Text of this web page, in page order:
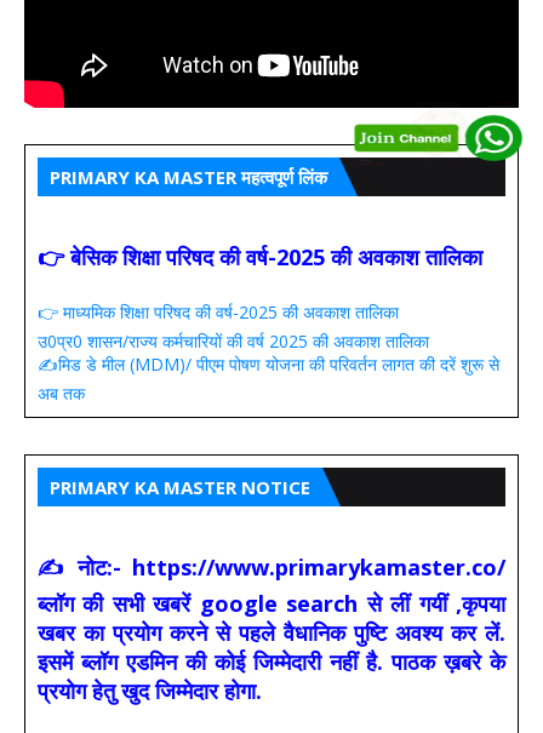
PRIMARY KA MASTER महत्वपूर्ण लिंक
👉 बेसिक शिक्षा परिषद की वर्ष-2025 की अवकाश तालिका
👉 माध्यमिक शिक्षा परिषद की वर्ष-2025 की अवकाश तालिका
उ0प्र0 शासन/राज्य कर्मचारियों की वर्ष 2025 की अवकाश तालिका
✍️मिड डे मील (MDM)/ पीएम पोषण योजना की परिवर्तन लागत की दरें शुरू से
अब तक
PRIMARY KA MASTER NOTICE
✍ नोट:- https://www.primarykamaster.co/
ब्लॉग की सभी खबरें google search से लीं गयीं ,कृपया
खबर का प्रयोग करने से पहले वैधानिक पुष्टि अवश्य कर लें.
इसमें ब्लॉग एडमिन की कोई जिम्मेदारी नहीं है. पाठक ख़बरे के
प्रयोग हेतु खुद जिम्मेदार होगा.